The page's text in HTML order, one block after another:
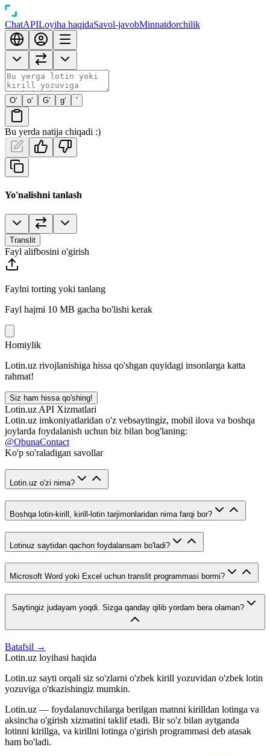
ChatAPILoyiha haqidaSavol-javobMinnatdorchilik
O‘ o‘ G‘ g‘ ’
Bu yerda natija chiqadi :)
Yo'nalishni tanlash
Translit
Fayl alifbosini o'girish
Faylni torting yoki tanlang
Fayl hajmi 10 MB gacha bo'lishi kerak
Homiylik
Lotin.uz rivojlanishiga hissa qo'shgan quyidagi insonlarga katta
rahmat!
Siz ham hissa qo'shing!
Lotin.uz API Xizmatlari
Lotin.uz imkoniyatlaridan o'z vebsaytingiz, mobil ilova va boshqa
joylarda foydalanish uchun biz bilan bog'laning:
@ObunaContact
Ko'p so'raladigan savollar
Lotin.uz o'zi nima?
Boshqa lotin-kirill, kirill-lotin tarjimonlaridan nima farqi bor?
Lotinuz saytidan qachon foydalansam bo'ladi?
Microsoft Word yoki Excel uchun translit programmasi bormi?
Saytingiz judayam yoqdi. Sizga qanday qilib yordam bera olaman?
Batafsil →
Lotin.uz loyihasi haqida
Lotin.uz sayti orqali siz so'zlarni o'zbek kirill yozuvidan o'zbek lotin
yozuviga o'tkazishingiz mumkin.
Lotin.uz — foydalanuvchilarga berilgan matnni kirilldan lotinga va
aksincha o'girish xizmatini taklif etadi. Bir so'z bilan aytganda
lotinni kirillga, va kirillni lotinga o'girish programmasi deb atasak
ham bo'ladi.